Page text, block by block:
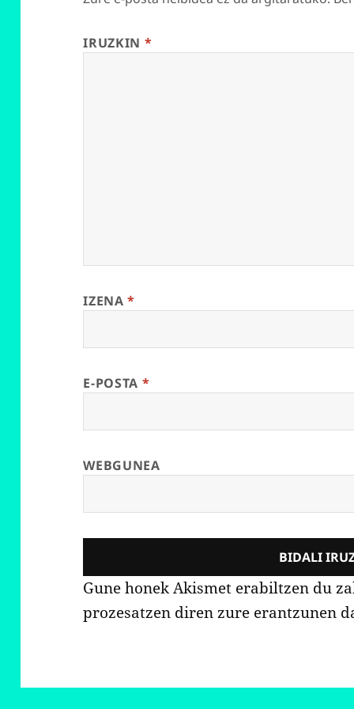
IRUZKIN *
IZENA*
E-POSTA *
WEBGUNEA
Gune honek Akismet erabiltzen du
prozesatzen diren zure erantzunen